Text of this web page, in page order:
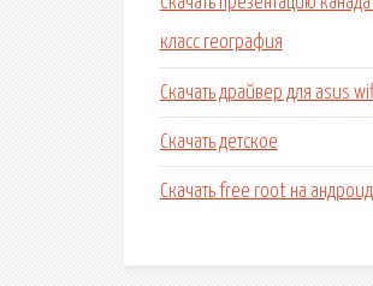
класс география
Скачать драйвер для asus
Скачать детское
Скачать free root на андроид